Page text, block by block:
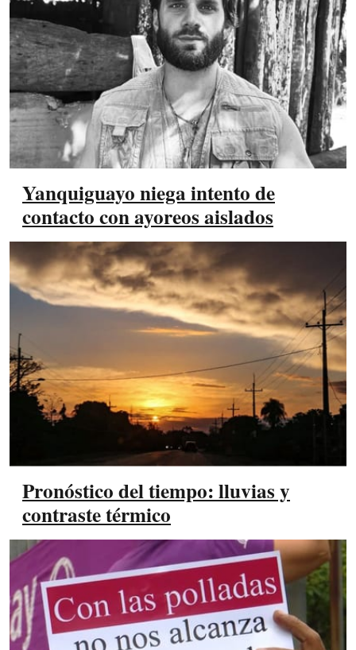
Yanquiguayo niega intento de
contacto con ayoreos aislados
Pronóstico del tiempo: lluvias y
contraste térmico